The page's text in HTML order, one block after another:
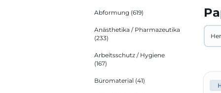
Abformung (619)
Anästhetika / Pharmazeutika
(233)
Arbeitsschutz / Hygiene
(167)
Büromaterial (41)